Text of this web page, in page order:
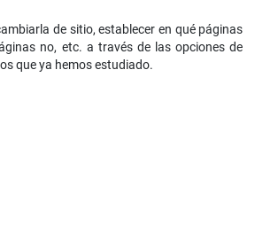
de sitio, establecer en qué páginas
no, etc. a través de las opciones de
que ya hemos estudiado.